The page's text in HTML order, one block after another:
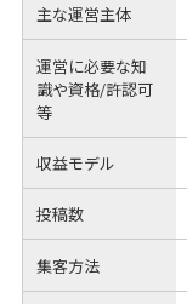
主な運営主体
運営に必要な知
識や資格/許認可
等
収益モデル
投稿数
集客方法